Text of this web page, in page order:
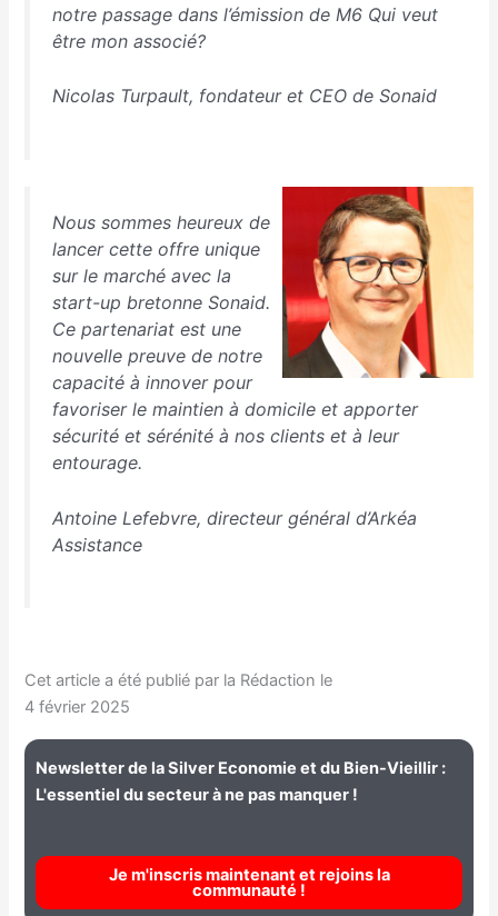
notre passage dans l’émission de M6 Qui veut
être mon associé?
Nicolas Turpault, fondateur et CEO de Sonaid
Nous sommes heureux de
lancer cette offre unique
sur le marché avec la
start-up bretonne Sonaid.
Ce partenariat est une
nouvelle preuve de notre
capacité à innover pour
favoriser le maintien à domicile et apporter
sécurité et sérénité à nos clients et à leur
entourage.
Antoine Lefebvre, directeur général d’Arkéa
Assistance
Cet article a été publié par la Rédaction le
4 février 2025
Newsletter de la Silver Economie et du Bien-Vieillir :
L'essentiel du secteur à ne pas manquer !
Je m'inscris maintenant et rejoins la
communauté !